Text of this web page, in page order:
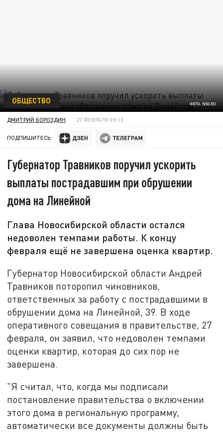
ФОТО: NSO.RU
ОБЩЕСТВО
ДМИТРИЙ БОРОЗДИН 27 ФЕВРАЛЯ 09:15
ПОДПИШИТЕСЬ:
Губернатор Травников поручил ускорить
выплаты пострадавшим при обрушении
дома на Линейной
Глава Новосибирской области остался
недоволен темпами работы. К концу
февраля ещё не завершена оценка квартир.
Губернатор Новосибирской области Андрей
Травников поторопил чиновников,
ответственных за работу с пострадавшими в
обрушении дома на Линейной, 39. В ходе
оперативного совещания в правительстве, 27
февраля, он заявил, что недоволен темпами
оценки квартир, которая до сих пор не
завершена.
"Я считал, что, когда мы подписали
постановление правительства о включении
этого дома в региональную программу,
автоматически все документы должны быть